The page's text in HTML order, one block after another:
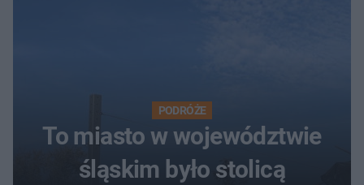
PODRÓŻE
To miasto w województwie
śląskim było stolicą